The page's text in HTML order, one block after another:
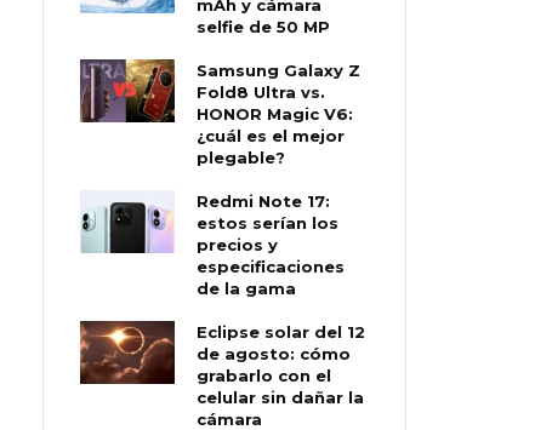
mAh y cámara
selfie de 50 MP
Samsung Galaxy Z
Fold8 Ultra vs.
HONOR Magic V6:
¿cuál es el mejor
plegable?
Redmi Note 17:
estos serían los
precios y
especificaciones
de la gama
Eclipse solar del 12
de agosto: cómo
grabarlo con el
celular sin dañar la
cámara